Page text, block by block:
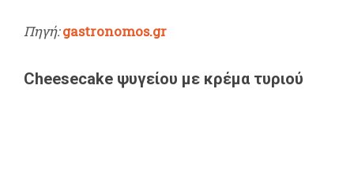
Πηγή: gastronomos.gr
Cheesecake ψυγείου με κρέμα τυριού